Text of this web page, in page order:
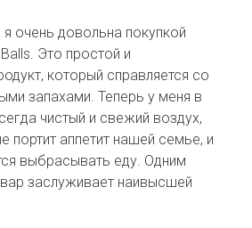
очень довольна покупкой
Это простой и
который справляется со
запахами. Теперь у меня в
чистый и свежий воздух,
портит аппетит нашей семье, и
выбрасывать еду. Одним
заслуживает наивысшей